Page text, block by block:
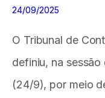
24/09/2025
O Tribunal de
definiu, na
(24/9), por meio